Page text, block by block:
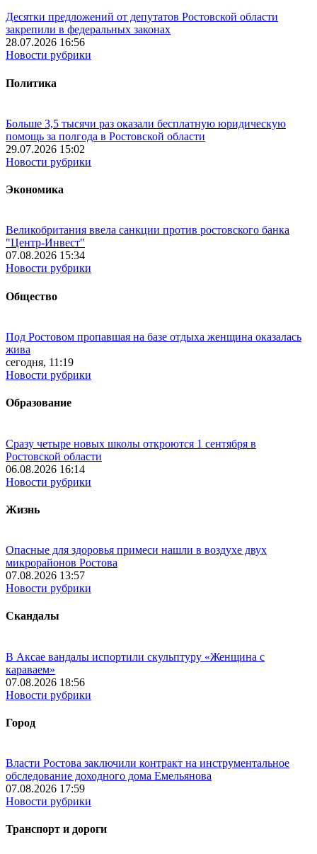
Десятки предложений от депутатов Ростовской области
закрепили в федеральных законах
28.07.2026 16:56
Новости рубрики
Политика
Больше 3,5 тысячи раз оказали бесплатную юридическую
помощь за полгода в Ростовской области
29.07.2026 15:02
Новости рубрики
Экономика
Великобритания ввела санкции против ростовского банка
"Центр-Инвест"
07.08.2026 15:34
Новости рубрики
Общество
Под Ростовом пропавшая на базе отдыха женщина оказалась
жива
сегодня, 11:19
Новости рубрики
Образование
Сразу четыре новых школы откроются 1 сентября в
Ростовской области
06.08.2026 16:14
Новости рубрики
Жизнь
Опасные для здоровья примеси нашли в воздухе двух
микрорайонов Ростова
07.08.2026 13:57
Новости рубрики
Скандалы
В Аксае вандалы испортили скульптуру «Женщина с
караваем»
07.08.2026 18:56
Новости рубрики
Город
Власти Ростова заключили контракт на инструментальное
обследование доходного дома Емельянова
07.08.2026 17:59
Новости рубрики
Транспорт и дороги